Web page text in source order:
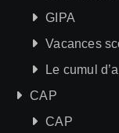
GIPA
Vacances
Le cumul
CAP
CAP